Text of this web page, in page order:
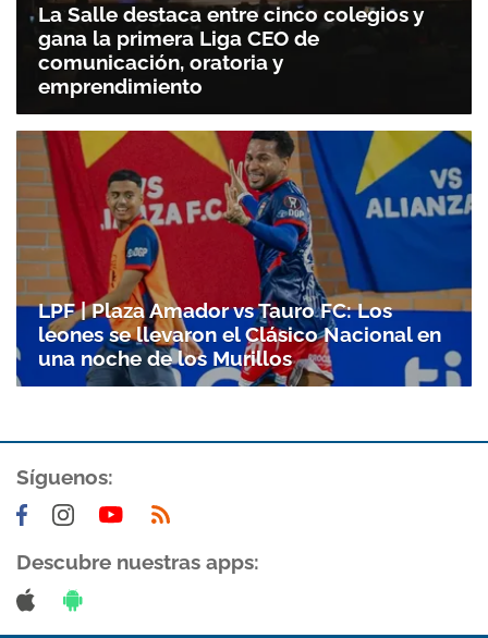
La Salle destaca entre cinco colegios y
gana la primera Liga CEO de
comunicación, oratoria y
emprendimiento
LPF | Plaza Amador vs Tauro FC: Los
leones se llevaron el Clásico Nacional en
una noche de los Murillos
Síguenos:
Descubre nuestras apps: